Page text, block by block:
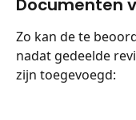
Documenten
Zo kan de te
nadat gedeelde
zijn toegevoegd: